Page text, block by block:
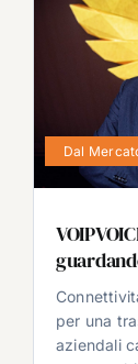
Dal
per una
aziendali